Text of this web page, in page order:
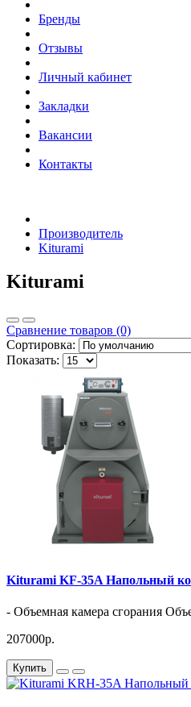
Бренды
Отзывы
Личный кабинет
Закладки
Вакансии
Контакты
Производитель
Kiturami
Kiturami
Сравнение товаров (0)
Сортировка:
Показать:
Kiturami KF-35A Напольный
- Объемная камера сгорания
207000р.
Купить